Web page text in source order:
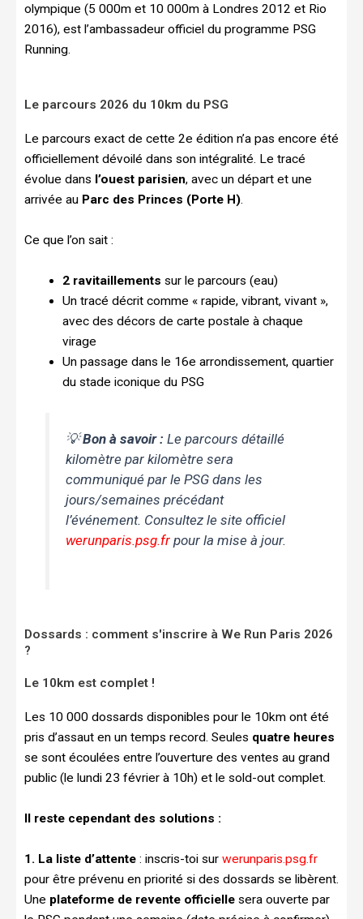
olympique (5 000m et 10 000m à Londres 2012 et Rio
2016), est l’ambassadeur officiel du programme PSG
Running.
Le parcours 2026 du 10km du PSG
Le parcours exact de cette 2e édition n’a pas encore été
officiellement dévoilé dans son intégralité. Le tracé
évolue dans l’ouest parisien, avec un départ et une
arrivée au Parc des Princes (Porte H).
Ce que l’on sait :
2 ravitaillements sur le parcours (eau)
Un tracé décrit comme « rapide, vibrant, vivant »,
avec des décors de carte postale à chaque
virage
Un passage dans le 16e arrondissement, quartier
du stade iconique du PSG
💡Bon à savoir : Le parcours détaillé
kilomètre par kilomètre sera
communiqué par le PSG dans les
jours/semaines précédant
l’événement. Consultez le site officiel
werunparis.psg.frpour la mise à jour.
Dossards : comment s'inscrire à We Run Paris 2026
?
Le 10km est complet !
Les 10 000 dossards disponibles pour le 10km ont été
pris d’assaut en un temps record. Seules quatre heures
se sont écoulées entre l’ouverture des ventes au grand
public (le lundi 23 février à 10h) et le sold-out complet.
Il reste cependant des solutions :
1. La liste d’attente : inscris-toi sur werunparis.psg.fr
pour être prévenu en priorité si des dossards se libèrent.
Une plateforme de revente officielle sera ouverte par